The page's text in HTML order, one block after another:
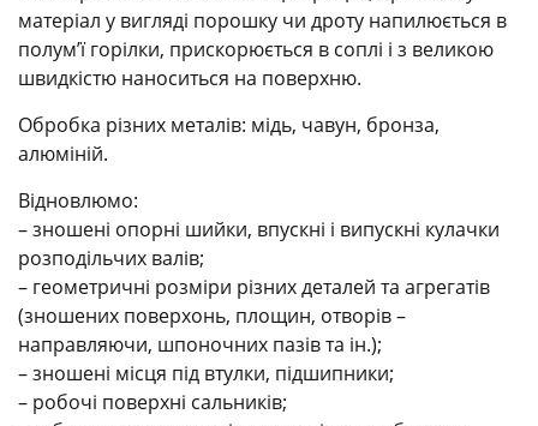
матеріал у вигляді порошку чи дроту напилюється в
полум’ї горілки, прискорюється в соплі і з великою
швидкістю наноситься на поверхню.
Обробка різних металів: мідь, чавун, бронза,
алюміній.
Відновлюмо:
– зношені опорні шийки, впускні і випускні кулачки
розподільчих валів;
– геометричні розміри різних деталей та агрегатів
(зношених поверхонь, площин, отворів –
направляючи, шпоночних пазів та ін.);
– зношені місця під втулки, підшипники;
– робочі поверхні сальників;